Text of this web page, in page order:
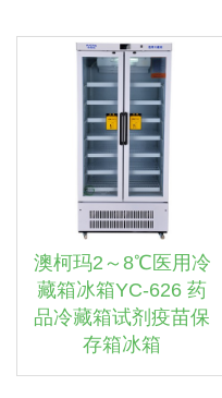
澳柯玛2～8℃医用冷
藏箱冰箱YC-626 药
品冷藏箱试剂疫苗保
存箱冰箱